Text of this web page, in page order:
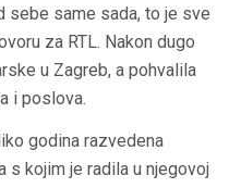
sebe same sada, to je sve
za RTL. Nakon dugo
u Zagreb, a pohvalila
i poslova.
godina razvedena
s kojim je radila u njegovoj